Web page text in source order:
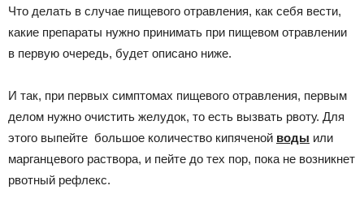
Что делать в случае пищевого отравления, как себя вести,
какие препараты нужно принимать при пищевом отравлении
в первую очередь, будет описано ниже.
И так, при первых симптомах пищевого отравления, первым
делом нужно очистить желудок, то есть вызвать рвоту. Для
этого выпейте большое количество кипяченой воды или
марганцевого раствора, и пейте до тех пор, пока не возникнет
рвотный рефлекс.